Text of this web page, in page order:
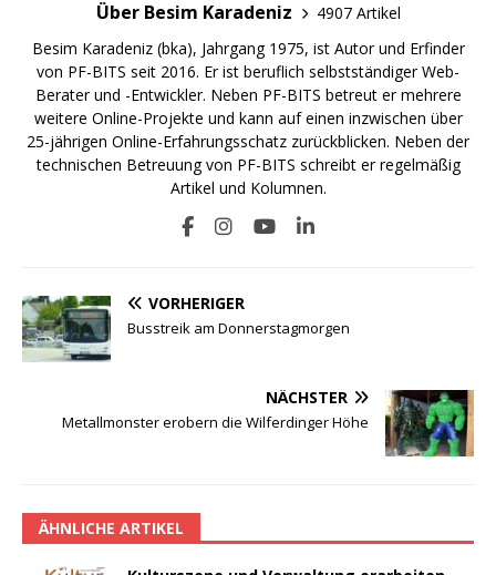
Über Besim Karadeniz
4907 Artikel
Besim Karadeniz (bka), Jahrgang 1975, ist Autor und Erfinder
von PF-BITS seit 2016. Er ist beruflich selbstständiger Web-
Berater und -Entwickler. Neben PF-BITS betreut er mehrere
weitere Online-Projekte und kann auf einen inzwischen über
25-jährigen Online-Erfahrungsschatz zurückblicken. Neben der
technischen Betreuung von PF-BITS schreibt er regelmäßig
Artikel und Kolumnen.
VORHERIGER
Busstreik am Donnerstagmorgen
NÄCHSTER
Metallmonster erobern die Wilferdinger Höhe
ÄHNLICHE ARTIKEL